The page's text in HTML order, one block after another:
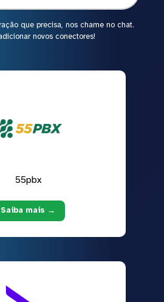
que precisa, nos chame no chat.
novos conectores!
55pbx
Saiba mais →